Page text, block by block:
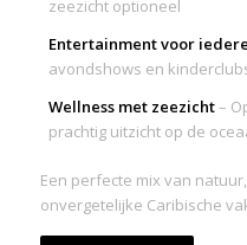
zeezicht optioneel
Entertainment voor
avondshows en
Wellness met zeezicht–
prachtig uitzicht op de
Een perfecte mix van
onvergetelijke Caribische